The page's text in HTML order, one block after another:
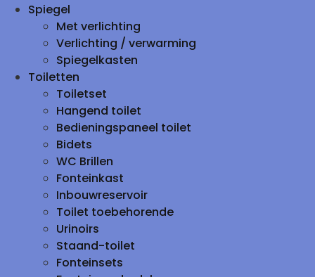
Spiegel
Met verlichting
Verlichting / verwarming
Spiegelkasten
Toiletten
Toiletset
Hangend toilet
Bedieningspaneel toilet
Bidets
WC Brillen
Fonteinkast
Inbouwreservoir
Toilet toebehorende
Urinoirs
Staand-toilet
Fonteinsets